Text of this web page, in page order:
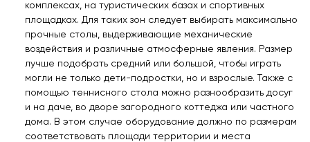
комплексах, на туристических базах и спортивных
площадках. Для таких зон следует выбирать максимально
прочные столы, выдерживающие механические
воздействия и различные атмосферные явления. Размер
лучше подобрать средний или большой, чтобы играть
могли не только дети-подростки, но и взрослые. Также с
помощью теннисного стола можно разнообразить досуг
и на даче, во дворе загородного коттеджа или частного
дома. В этом случае оборудование должно по размерам
соответствовать площади территории и места